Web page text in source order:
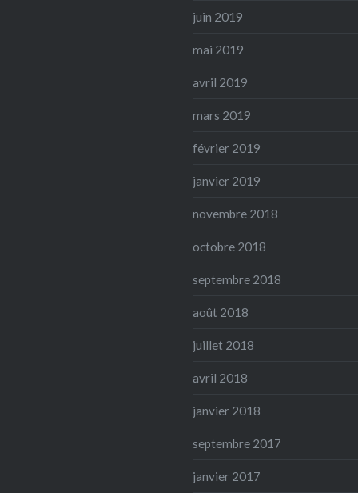
juin 2019
mai 2019
avril 2019
mars 2019
février 2019
janvier 2019
novembre 2018
octobre 2018
septembre 2018
août 2018
juillet 2018
avril 2018
janvier 2018
septembre 2017
janvier 2017